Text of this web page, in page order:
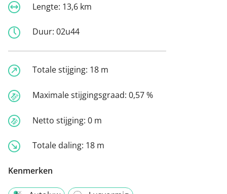
Lengte: 13,6 km
Duur: 02u44
Totale stijging: 18 m
Maximale stijgingsgraad: 0,57 %
Netto stijging: 0 m
Totale daling: 18 m
Kenmerken